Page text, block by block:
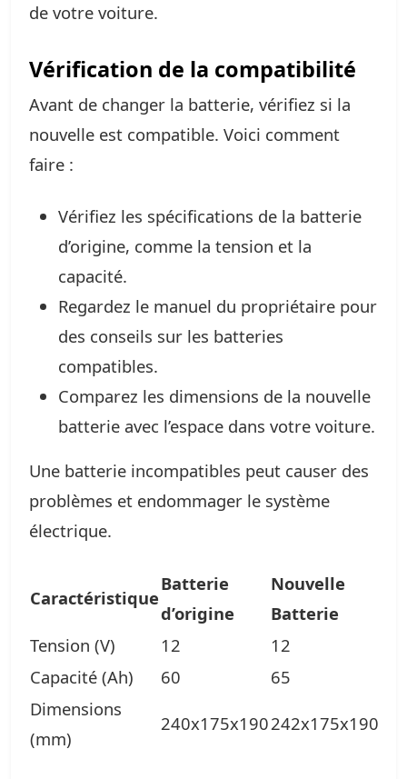
de votre voiture.
Vérification de la compatibilité
Avant de changer la batterie, vérifiez si la
nouvelle est compatible. Voici comment
faire :
Vérifiez les spécifications de la batterie
d’origine, comme la tension et la
capacité.
Regardez le manuel du propriétaire pour
des conseils sur les batteries
compatibles.
Comparez les dimensions de la nouvelle
batterie avec l’espace dans votre voiture.
Une batterie incompatibles peut causer des
problèmes et endommager le système
électrique.
Caractéristique
Batterie
d’origine
Nouvelle
Batterie
Tension (V)
12
12
Capacité (Ah)
60
65
Dimensions
(mm)
240x175x190242x175x190